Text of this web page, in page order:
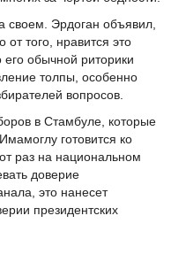
своем. Эрдоган объявил,
от того, нравится это
обычной риторики
толпы, особенно
вопросов.
в Стамбуле, которые
готовится ко
раз на национальном
доверие
это нанесет
президентских